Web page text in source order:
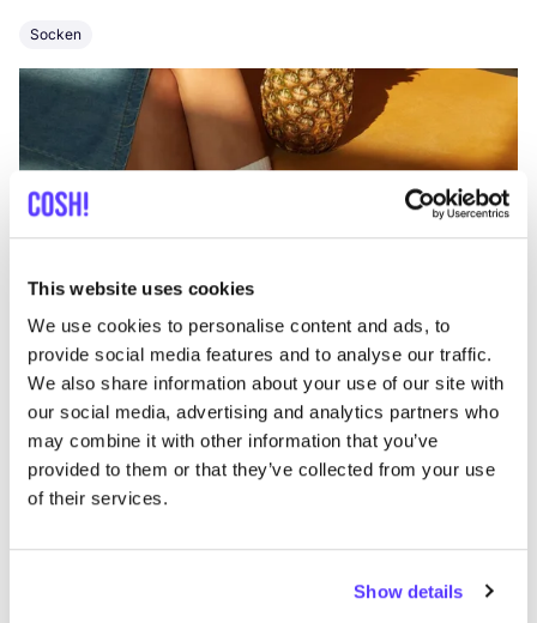
This website uses cookies
We use cookies to personalise content and ads, to
provide social media features and to analyse our traffic.
We also share information about your use of our site with
our social media, advertising and analytics partners who
may combine it with other information that you’ve
provided to them or that they’ve collected from your use
of their services.
Show details
Socken